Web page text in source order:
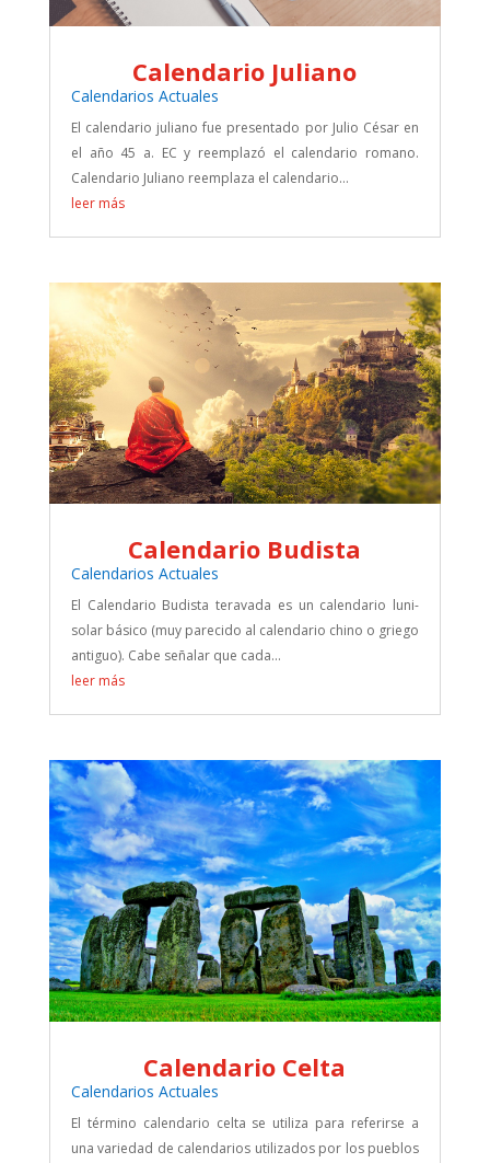
Calendario Juliano
Calendarios Actuales
El calendario juliano fue presentado por Julio César en
el año 45 a. EC y reemplazó el calendario romano.
Calendario Juliano reemplaza el calendario...
leer más
Calendario Budista
Calendarios Actuales
El Calendario Budista teravada es un calendario luni-
solar básico (muy parecido al calendario chino o griego
antiguo). Cabe señalar que cada...
leer más
Calendario Celta
Calendarios Actuales
El término calendario celta se utiliza para referirse a
una variedad de calendarios utilizados por los pueblos